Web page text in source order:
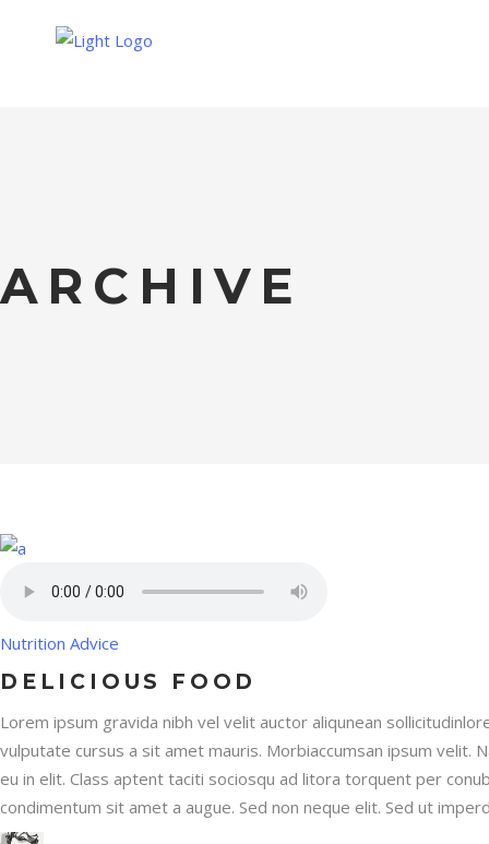
ÚVOD
ARCHIVE
Nutrition Advice
DELICIOUS FOOD
Lorem ipsum gravida nibh vel velit auctor aliqunean
vulputate cursus a sit amet mauris. Morbiaccumsan ipsum velit.
eu in elit. Class aptent taciti sociosqu ad litora torquent per
condimentum sit amet a augue. Sed non neque elit. Sed ut